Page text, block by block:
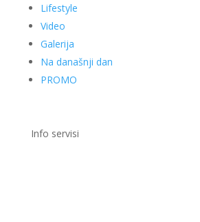
Lifestyle
Video
Galerija
Na današnji dan
PROMO
Info servisi